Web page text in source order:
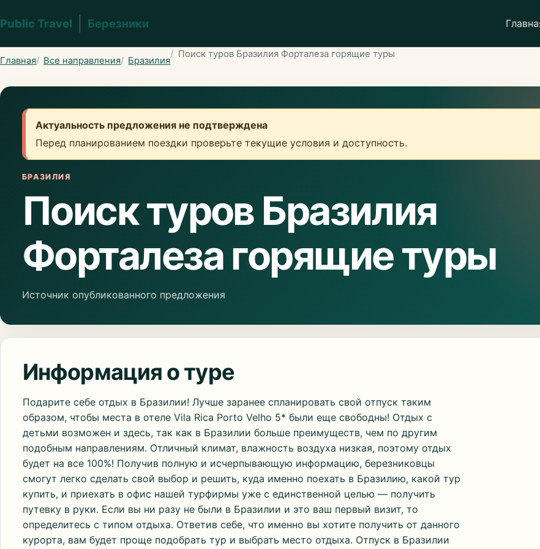
Public Travel Березники
Главная Все направления Бразилия
Поиск туров Бразилия Форталеза горящие туры
Актуальность предложения не подтверждена
Перед планированием поездки проверьте текущие условия и доступность.
БРАЗИЛИЯ
Поиск туров Бразилия
Форталеза горящие туры
Источник опубликованного предложения
Информация о туре
Подарите себе отдых в Бразилии! Лучше заранее спланировать свой отпуск таким
образом, чтобы места в отеле Vila Rica Porto Velho 5* были еще свободны! Отдых с
детьми возможен и здесь, так как в Бразилии больше преимуществ, чем по другим
подобным направлениям. Отличный климат, влажность воздуха низкая, поэтому отдых
будет на все 100%! Получив полную и исчерпывающую информацию, березниковцы
смогут легко сделать свой выбор и решить, куда именно поехать в Бразилию, какой тур
купить, и приехать в офис нашей турфирмы уже с единственной целью — получить
путевку в руки. Если вы ни разу не были в Бразилии и это ваш первый визит, то
определитесь с типом отдыха. Ответив себе, что именно вы хотите получить от данного
курорта, вам будет проще подобрать тур и выбрать место отдыха. Отпуск в Бразилии